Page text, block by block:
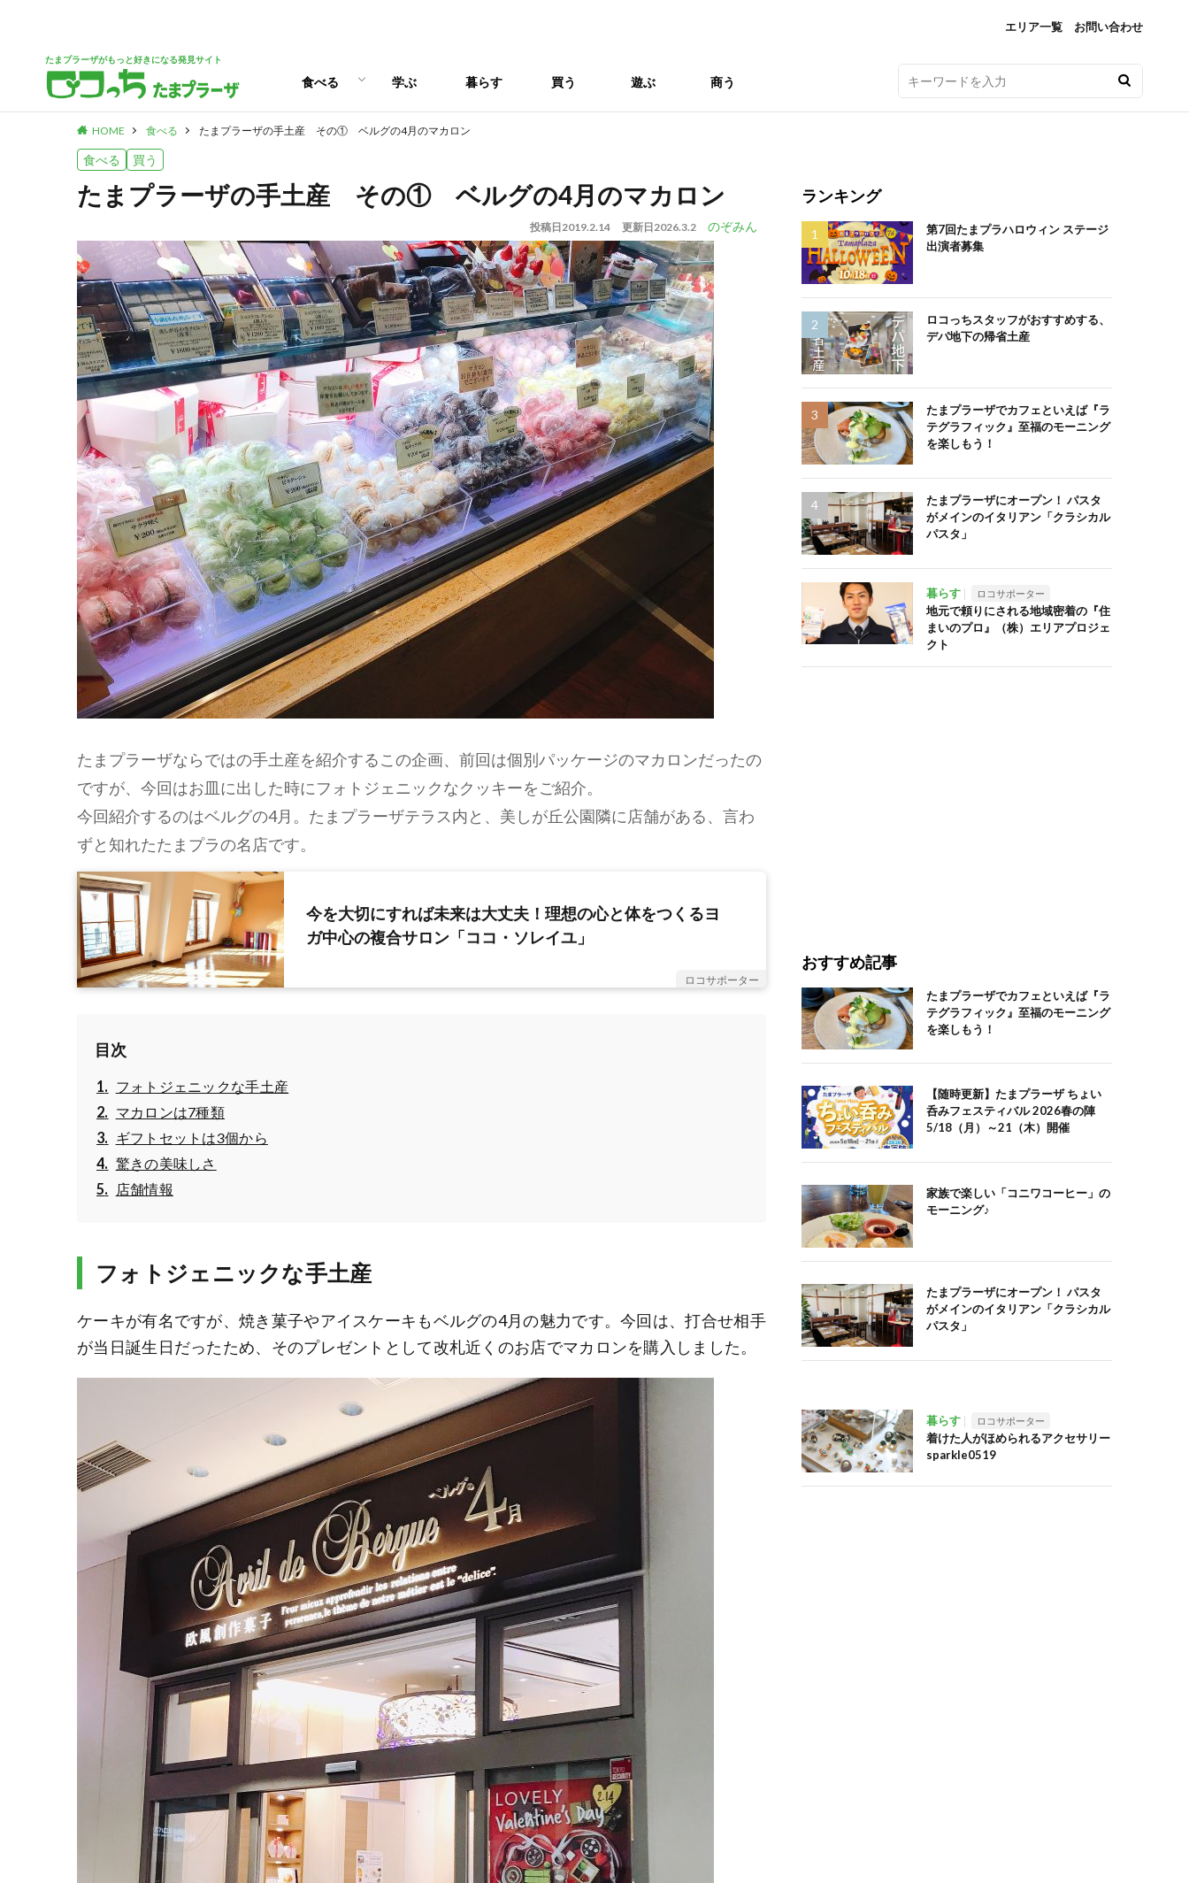
エリア一覧 お問い合わせ
たまプラーザがもっと好きになる発見サイト
食べる
パン
スイーツ
ランチ
カフェ
学ぶ 暮らす 買う 遊ぶ 商う
HOME 食べる たまプラーザの手土産 その① ベルグの4月のマカロン
食べる 買う
たまプラーザの手土産 その① ベルグの4月のマカロン
投稿日2019.2.14 更新日2026.3.2 のぞみん
たまプラーザならではの手土産を紹介するこの企画、前回は個別パッケージのマカロンだったの
ですが、今回はお皿に出した時にフォトジェニックなクッキーをご紹介。
今回紹介するのはベルグの4月。たまプラーザテラス内と、美しが丘公園隣に店舗がある、言わ
ずと知れたたまプラの名店です。
今を大切にすれば未来は大丈夫！理想の心と体をつくるヨ
ガ中心の複合サロン「ココ・ソレイユ」
ロコサポーター
目次
フォトジェニックな手土産
マカロンは7種類
ギフトセットは3個から
驚きの美味しさ
店舗情報
フォトジェニックな手土産
ケーキが有名ですが、焼き菓子やアイスケーキもベルグの4月の魅力です。今回は、打合せ相手
が当日誕生日だったため、そのプレゼントとして改札近くのお店でマカロンを購入しました。
ランキング
第7回たまプラハロウィン ステージ
出演者募集
ロコっちスタッフがおすすめする、
デパ地下の帰省土産
たまプラーザでカフェといえば『ラ
テグラフィック』至福のモーニング
を楽しもう！
たまプラーザにオープン！ パスタ
がメインのイタリアン「クラシカル
パスタ」
暮らす ロコサポーター
地元で頼りにされる地域密着の『住
まいのプロ』（株）エリアプロジェ
クト
おすすめ記事
たまプラーザでカフェといえば『ラ
テグラフィック』至福のモーニング
を楽しもう！
【随時更新】たまプラーザ ちょい
呑みフェスティバル 2026春の陣
5/18（月）～21（木）開催
家族で楽しい「コニワコーヒー」の
モーニング♪
たまプラーザにオープン！ パスタ
がメインのイタリアン「クラシカル
パスタ」
暮らす ロコサポーター
着けた人がほめられるアクセサリー
sparkle0519